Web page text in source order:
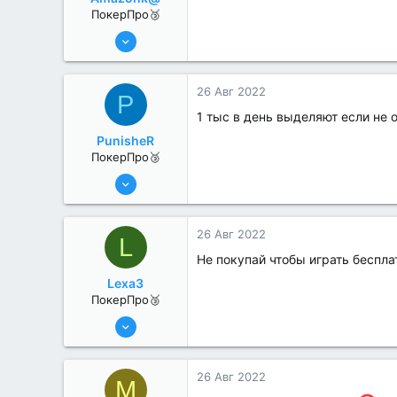
ПокерПро🥉
17 Авг 2022
0
P
PunisheR
ПокерПро🥉
17 Авг 2022
0
26 Авг 2022
1 тыс в день выделяют если не
L
Lexa3
ПокерПро🥉
17 Авг 2022
1
26 Авг 2022
Не покупай чтобы играть
M 26 Авг 2022